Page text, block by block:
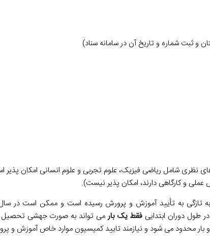
ثبت شماره و تاریخ آن در سامانه سناد)
نظری شامل ریاضی فیزیک، علوم تجربی و علوم انسانی امکان پذیر
و کارگاهی دارند، امکان پذیر نیست).
به تازگی به تأیید آموزش و پرورش رسیده است و ممکن است در
طول دوران ابتدایی فقط یک بارمی تواند به صورت جهشی تحصیل
محدود می شود و نیازمند تایید کمیسیون موارد خاص آموزش و